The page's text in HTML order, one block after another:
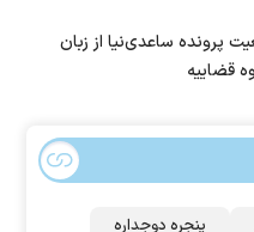
پرونده ساعدی‌نیا از زبان
قضاییه
پنجره دوجداره